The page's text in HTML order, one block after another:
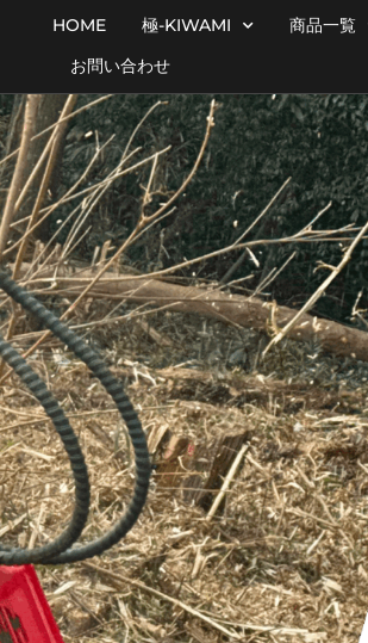
HOME 極-KIWAMI 商品一覧
お問い合わせ